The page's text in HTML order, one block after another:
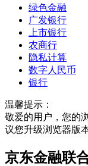
绿色金融
广发银行
上市银行
农商行
隐私计算
数字人民币
银行
温馨提示：
敬爱的用户，您的
议您升级浏览器版
京东金融联